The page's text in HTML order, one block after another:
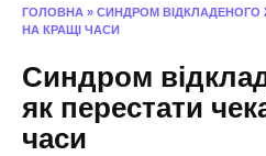
ГОЛОВНА » СИНДРОМ ВІДКЛАДЕНОГО
НА КРАЩІ ЧАСИ
Синдром
як перестати
часи